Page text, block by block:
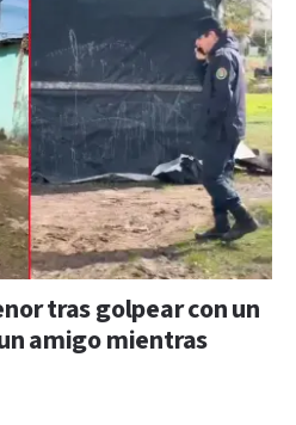
tras golpear con un
amigo mientras